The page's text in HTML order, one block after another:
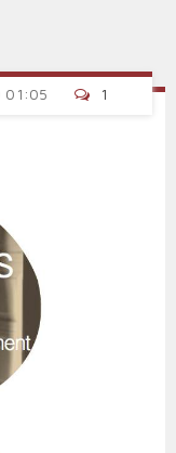
01:05 1